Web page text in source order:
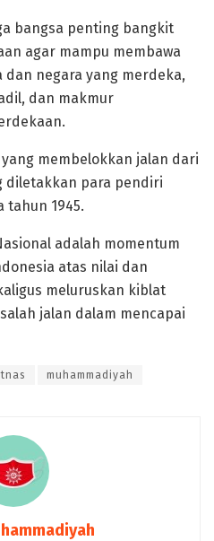
bangsa penting bangkit
agar mampu membawa
negara yang merdeka,
dan makmur
membelokkan jalan dari
diletakkan para pendiri
tahun 1945.
adalah momentum
atas nilai dan
meluruskan kiblat
jalan dalam mencapai
muhammadiyah